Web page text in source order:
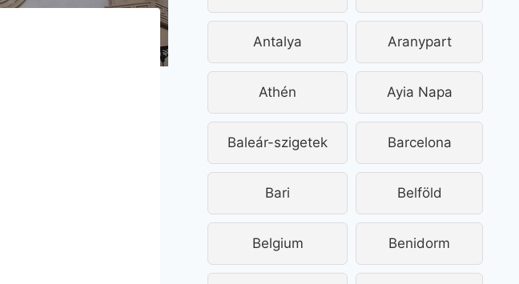
Antalya Aranypart
Athén Ayia Napa
Baleár-szigetek Barcelona
Bari Belföld
Belgium Benidorm